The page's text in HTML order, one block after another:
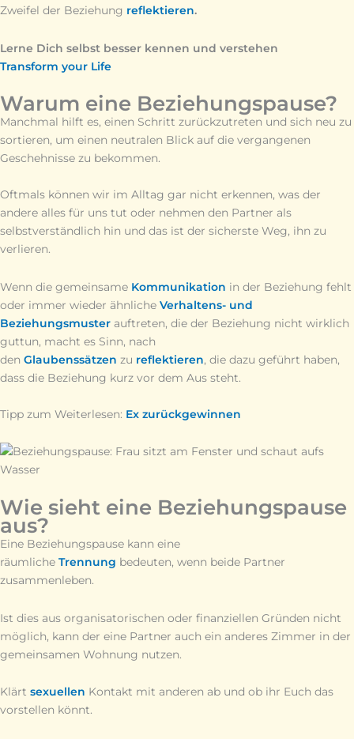
Zweifel der Beziehung reflektieren.
Lerne Dich selbst besser kennen und verstehen
Transform your Life
Warum eine Beziehungspause?
Manchmal hilft es, einen Schritt zurückzutreten und sich neu zu
sortieren, um einen neutralen Blick auf die vergangenen
Geschehnisse zu bekommen.
Oftmals können wir im Alltag gar nicht erkennen, was der
andere alles für uns tut oder nehmen den Partner als
selbstverständlich hin und das ist der sicherste Weg, ihn zu
verlieren.
Wenn die gemeinsame Kommunikation in der Beziehung fehlt
oder immer wieder ähnliche Verhaltens- und
Beziehungsmuster auftreten, die der Beziehung nicht wirklich
guttun, macht es Sinn, nach
den Glaubenssätzen zu reflektieren, die dazu geführt haben,
dass die Beziehung kurz vor dem Aus steht.
Tipp zum Weiterlesen: Ex zurückgewinnen
Wie sieht eine Beziehungspause
aus?
Eine Beziehungspause kann eine
räumliche Trennung bedeuten, wenn beide Partner
zusammenleben.
Ist dies aus organisatorischen oder finanziellen Gründen nicht
möglich, kann der eine Partner auch ein anderes Zimmer in der
gemeinsamen Wohnung nutzen.
Klärt sexuellen Kontakt mit anderen ab und ob ihr Euch das
vorstellen könnt.